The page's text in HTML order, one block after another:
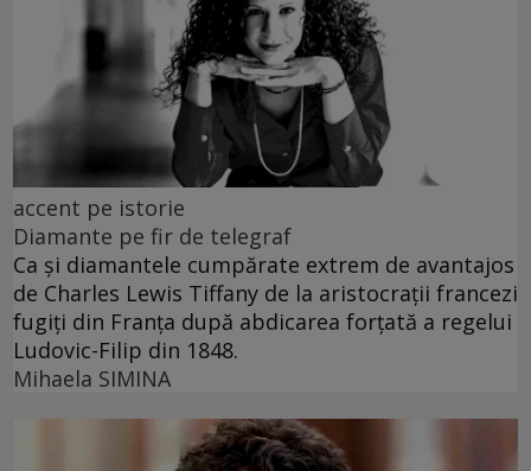
accent pe istorie
Diamante pe fir de telegraf
Ca și diamantele cumpărate extrem de avantajos
de Charles Lewis Tiffany de la aristocrații francezi
fugiți din Franța după abdicarea forțată a regelui
Ludovic-Filip din 1848.
Mihaela SIMINA